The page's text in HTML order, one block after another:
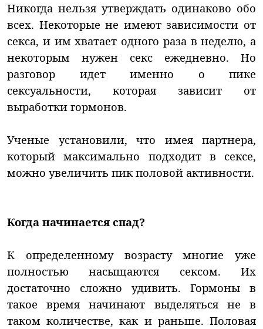
Никогда нельзя утверждать одинаково обо
всех. Некоторые не имеют зависимости от
секса, и им хватает одного раза в неделю, а
некоторым нужен секс ежедневно. Но
разговор идет именно о пике
сексуальности, которая зависит от
выработки гормонов.
Ученые установили, что имея партнера,
который максимально подходит в сексе,
можно увеличить пик половой активности.
Когда начинается спад?
К определенному возрасту многие уже
полностью насыщаются сексом. Их
достаточно сложно удивить. Гормоны в
такое время начинают выделяться не в
таком количестве, как и раньше. Половая